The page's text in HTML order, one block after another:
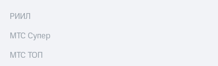
РИИЛ
МТС Супер
МТС ТОП